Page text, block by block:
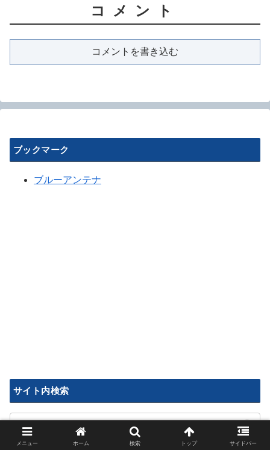
コメント
コメントを書き込む
ブックマーク
ブルーアンテナ
サイト内検索
メニュー ホーム 検索 トップ サイドバー